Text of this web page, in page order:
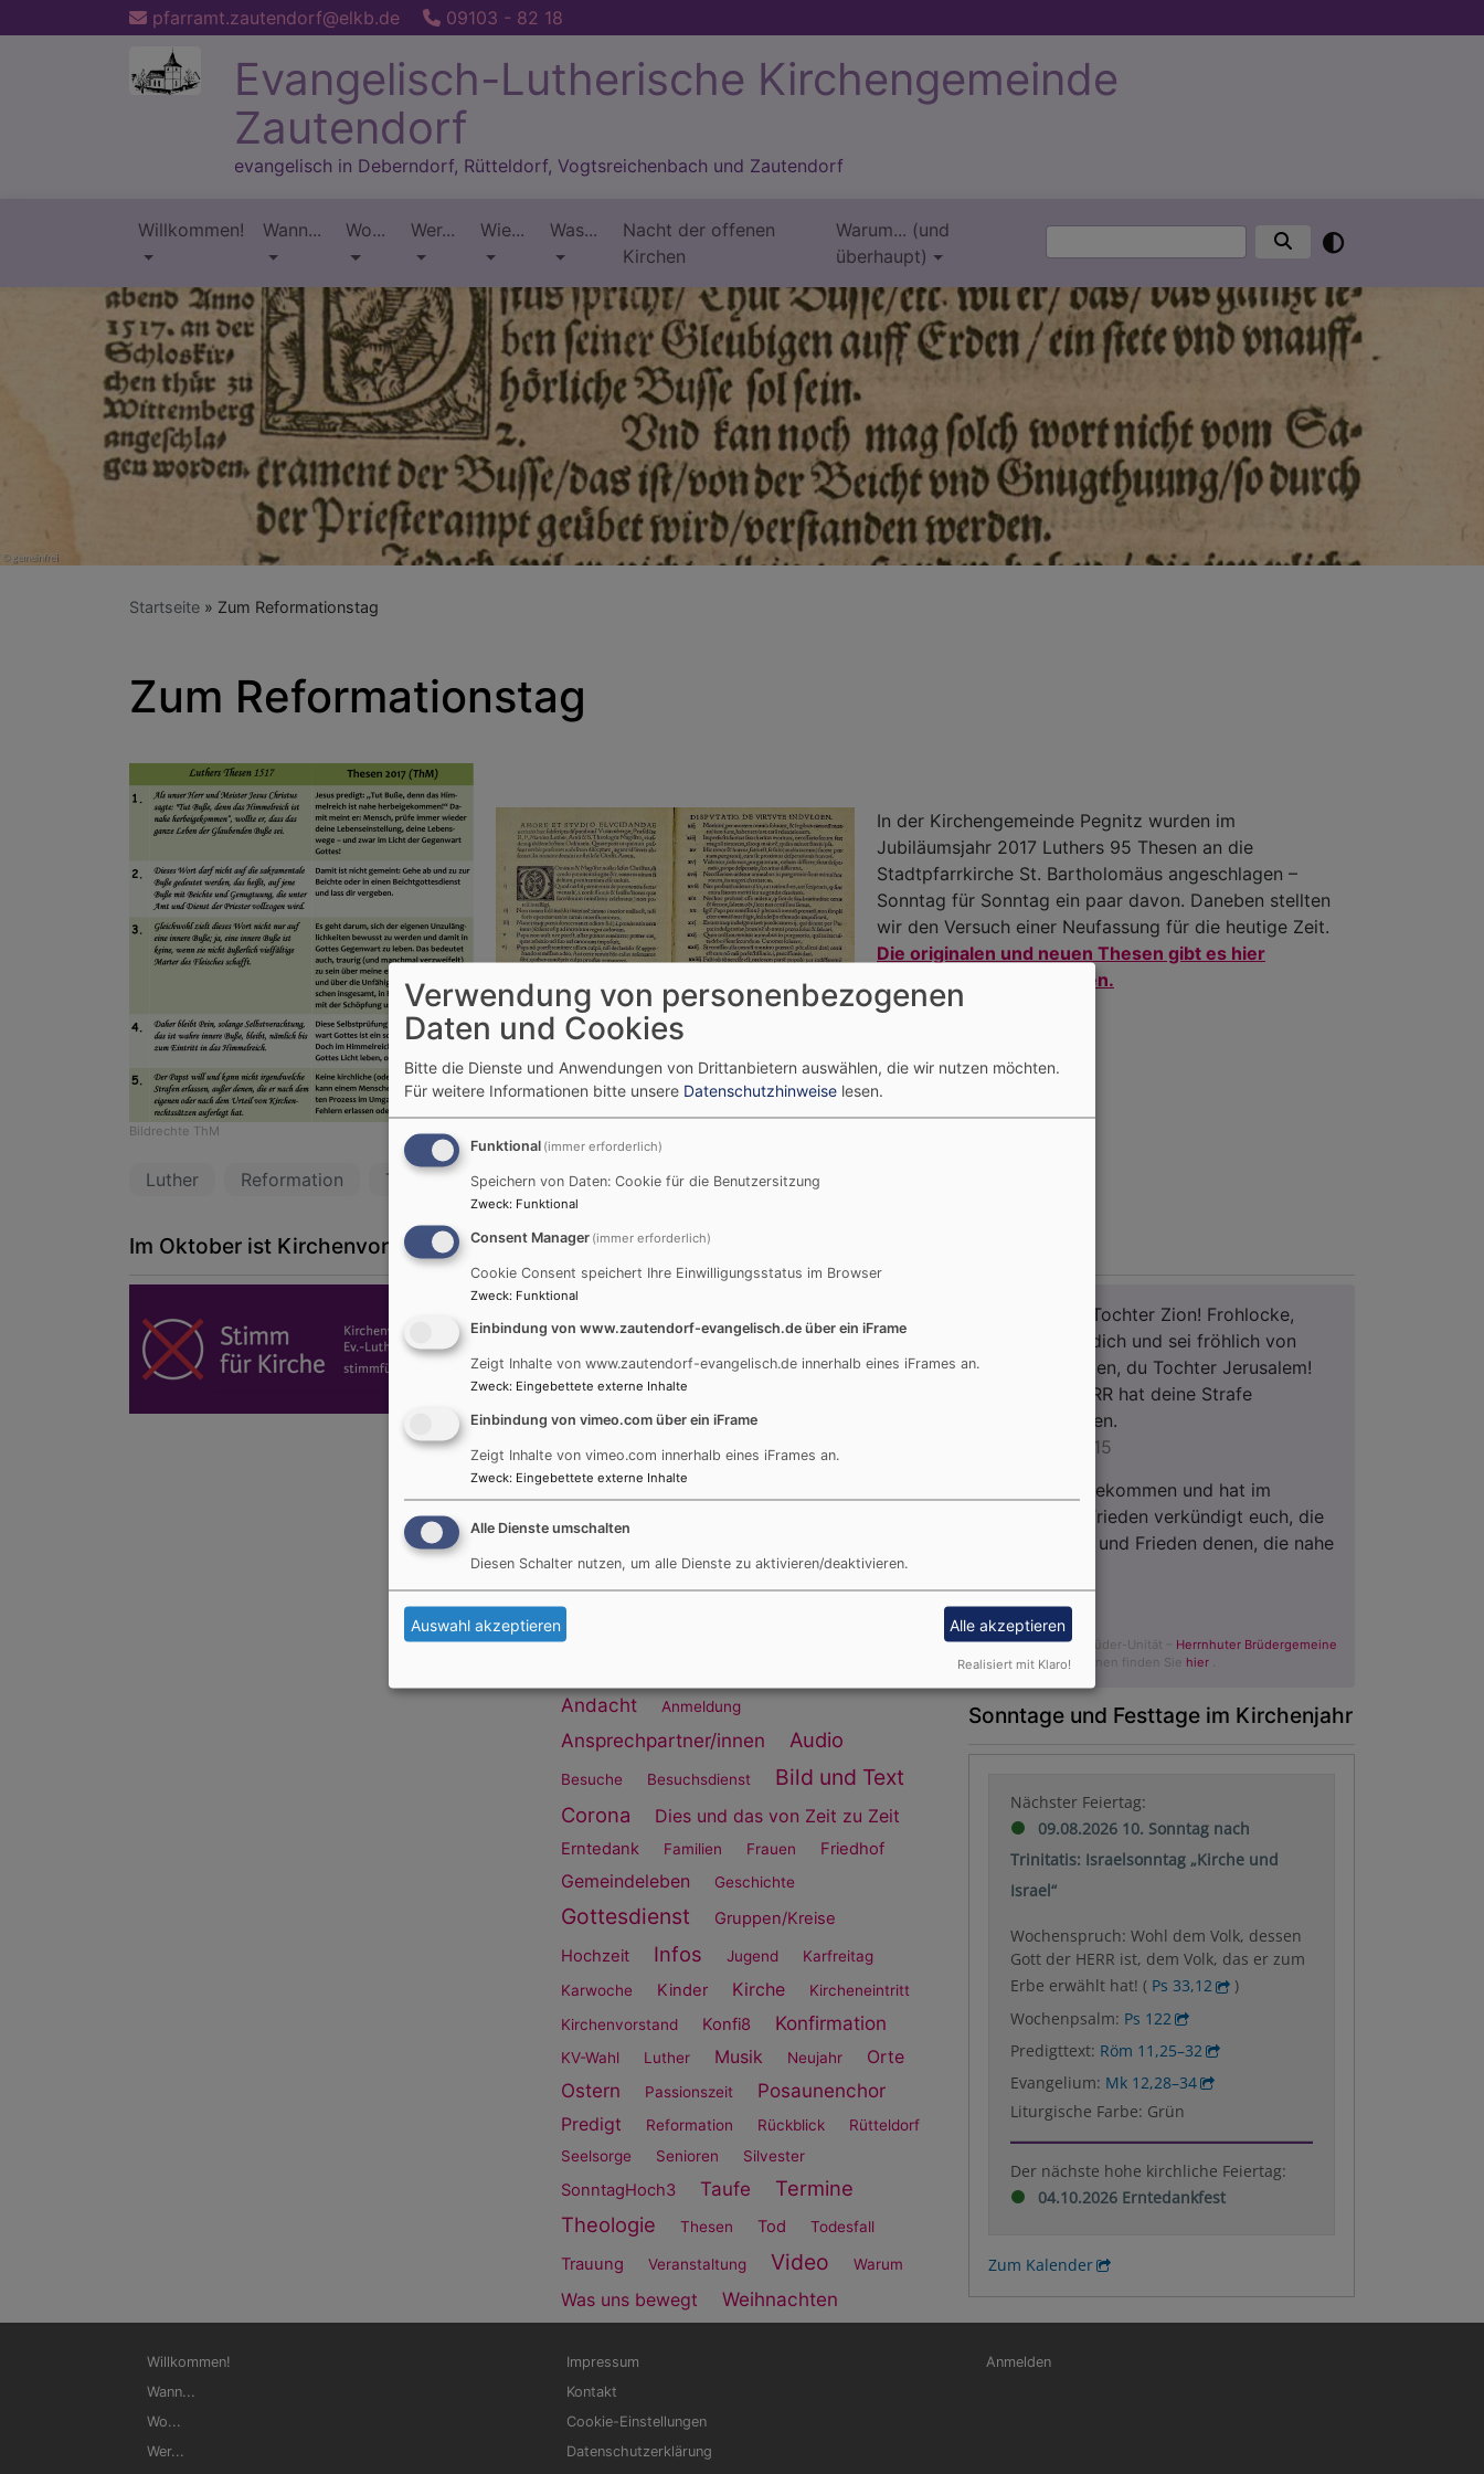
zum
pfarramt.zautendorf@elkb.de 09103 - 82 18
Evangelisch-Lutherische Kirchengemeinde
Zautendorf
evangelisch in Deberndorf, Rütteldorf, Vogtsreichenbach und Zautendorf
Hauptnavigation
Willkommen! Wann... Wo... Wer... Wie... Was...
Nacht der offenen
Kirchen
Warum... (und
überhaupt)
Suche
Startseite Zum Reformationstag
Zum Reformationstag
Bildrechte ThM
Bildrechte gemeinfrei
In der Kirchengemeinde Pegnitz wurden im
Jubiläumsjahr 2017 Luthers 95 Thesen an die
Stadtpfarrkirche St. Bartholomäus angeschlagen –
Sonntag für Sonntag ein paar davon. Daneben stellten
wir den Versuch einer Neufassung für die heutige Zeit.
Die originalen und neuen Thesen gibt es hier
vollständig zum Nachlesen.
Luther Reformation Thesen Theologie Dies und das von Zeit zu Zeit
Im Oktober ist Kirchenvorstandswahl Termine
3
4 5 6
10
11 12 13 14 15
24
31
Schlagworte (tag cloud)
Andacht
Anmeldung
Ansprechpartner/innen Audio
Besuche Besuchsdienst Bild und Text
Corona Dies und das von Zeit zu Zeit
Erntedank Familien Frauen Friedhof
Gemeindeleben Geschichte
Gottesdienst
Gruppen/Kreise
Hochzeit
Infos Jugend
Karfreitag
Karwoche
Kinder Kirche
Kircheneintritt
Kirchenvorstand
Konfi8 Konfirmation
KV-Wahl Luther Musik Neujahr Orte
Ostern Passionszeit Posaunenchor
Predigt Reformation Rückblick
Rütteldorf
Seelsorge
Senioren Silvester
SonntagHoch3 Taufe
Termine
Theologie
Thesen Tod Todesfall
Trauung Veranstaltung Video Warum
Was uns bewegt Weihnachten
Jauchze, du Tochter Zion! Frohlocke,
Israel! Freue dich und sei fröhlich von
ganzem Herzen, du Tochter Jerusalem!
Denn der HERR hat deine Strafe
weggenommen.
Zefanja 3,14-15
Christus ist gekommen und hat im
Evangelium Frieden verkündigt euch, die
ihr fern wart, und Frieden denen, die nahe
Epheser 2,17
© Evangelische Brüder-Unität – Herrnhuter Brüdergemeine
Weitere Informationen finden Sie hier .
Sonntage und Festtage im Kirchenjahr
Nächster Feiertag:
09.08.2026 10. Sonntag nach
Trinitatis: Israelsonntag „Kirche und
Israel“
Wochenspruch: Wohl dem Volk, dessen
Gott der HERR ist, dem Volk, das er zum
Erbe erwählt hat! ( Ps 33,12
)
Wochenpsalm: Ps 122
Predigttext: Röm 11,25–32
Evangelium: Mk 12,28–34
Liturgische Farbe: Grün
Der nächste hohe kirchliche Feiertag:
04.10.2026 Erntedankfest
Zum Kalender
Hauptnavigation
Willkommen!
Wann...
Wo...
Wer...
Fußbereichsmenü
Impressum
Kontakt
Cookie-Einstellungen
Datenschutzerklärung
Benutzermenü
Anmelden
Verwendung von personenbezogenen
Daten und Cookies
Bitte die Dienste und Anwendungen von Drittanbietern auswählen, die wir nutzen möchten.
Für weitere Informationen bitte unsere Datenschutzhinweise lesen.
Funktional (immer erforderlich)
Speichern von Daten: Cookie für die Benutzersitzung
Zweck: Funktional
Consent Manager (immer erforderlich)
Cookie Consent speichert Ihre Einwilligungsstatus im Browser
Zweck: Funktional
Einbindung von www.zautendorf-evangelisch.de über ein iFrame
Zeigt Inhalte von www.zautendorf-evangelisch.de innerhalb eines iFrames an.
Zweck: Eingebettete externe Inhalte
Einbindung von vimeo.com über ein iFrame
Zeigt Inhalte von vimeo.com innerhalb eines iFrames an.
Zweck: Eingebettete externe Inhalte
Alle Dienste umschalten
Diesen Schalter nutzen, um alle Dienste zu aktivieren/deaktivieren.
Auswahl akzeptieren Alle akzeptieren
Realisiert mit Klaro!